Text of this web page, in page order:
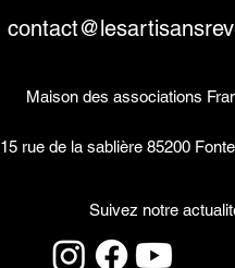
Maison des associations
15 rue de la sablière 85200
Suivez notre